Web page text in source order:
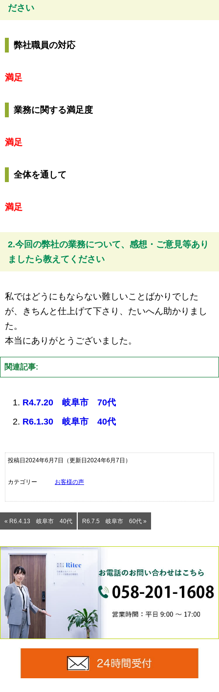
ださい
弊社職員の対応
満足
業務に関する満足度
満足
全体を通して
満足
2.今回の弊社の業務について、感想・ご意見等あり
ましたら教えてください
私ではどうにもならない難しいことばかりでした
が、きちんと仕上げて下さり、たいへん助かりまし
た。
本当にありがとうございました。
関連記事:
R4.7.20 岐阜市 70代
R6.1.30 岐阜市 40代
投稿日2024年6月7日 （更新日2024年6月7日）
カテゴリー お客様の声
« R6.4.13 岐阜市 40代 R6.7.5 岐阜市 60代 »